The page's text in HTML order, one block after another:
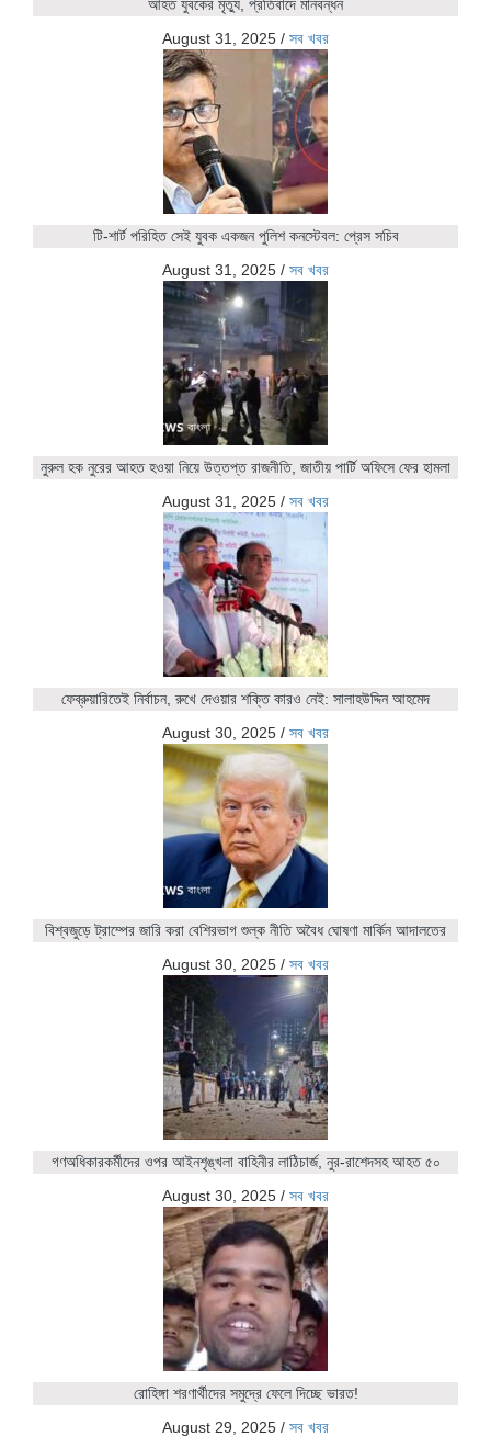
আহত যুবকের মৃত্যু, প্রতিবাদে মানবন্ধন
August 31, 2025 / সব খবর
টি-শার্ট পরিহিত সেই যুবক একজন পুলিশ কনস্টেবল: প্রেস সচিব
August 31, 2025 / সব খবর
নুরুল হক নুরের আহত হওয়া নিয়ে উত্তপ্ত রাজনীতি, জাতীয় পার্টি অফিসে ফের হামলা
August 31, 2025 / সব খবর
ফেব্রুয়ারিতেই নির্বাচন, রুখে দেওয়ার শক্তি কারও নেই: সালাহউদ্দিন আহমেদ
August 30, 2025 / সব খবর
বিশ্বজুড়ে ট্রাম্পের জারি করা বেশিরভাগ শুল্ক নীতি অবৈধ ঘোষণা মার্কিন আদালতের
August 30, 2025 / সব খবর
গণঅধিকারকর্মীদের ওপর আইনশৃঙ্খলা বাহিনীর লাঠিচার্জ, নুর-রাশেদসহ আহত ৫০
August 30, 2025 / সব খবর
রোহিঙ্গা শরণার্থীদের সমুদ্রে ফেলে দিচ্ছে ভারত!
August 29, 2025 / সব খবর